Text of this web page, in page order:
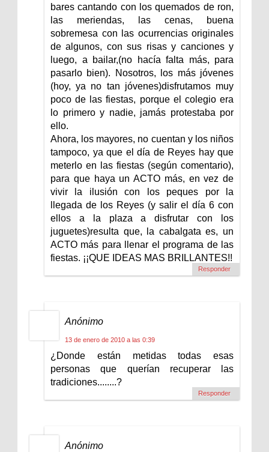
bares cantando con los quemados de ron,
las meriendas, las cenas, buena
sobremesa con las ocurrencias originales
de algunos, con sus risas y canciones y
luego, a bailar,(no hacía falta más, para
pasarlo bien). Nosotros, los más jóvenes
(hoy, ya no tan jóvenes)disfrutamos muy
poco de las fiestas, porque el colegio era
lo primero y nadie, jamás protestaba por
ello.
Ahora, los mayores, no cuentan y los niños
tampoco, ya que el día de Reyes hay que
meterlo en las fiestas (según comentario),
para que haya un ACTO más, en vez de
vivir la ilusión con los peques por la
llegada de los Reyes (y salir el día 6 con
ellos a la plaza a disfrutar con los
juguetes)resulta que, la cabalgata es, un
ACTO más para llenar el programa de las
fiestas. ¡¡QUE IDEAS MAS BRILLANTES!!
Responder
Anónimo
13 de enero de 2010 a las 0:39
¿Donde están metidas todas esas
personas que querían recuperar las
tradiciones........?
Responder
Anónimo